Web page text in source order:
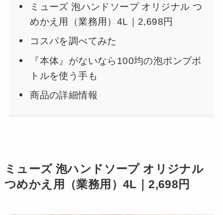
ミューズ 泡ハンドソープ オリジナル つ
めかえ用（業務用）4L｜2,698円
コスパを調べてみた
『本体』がないなら100均の泡ポンプボ
トルを使う手も
商品の詳細情報
ミューズ 泡ハンドソープ オリジナル
つめかえ用（業務用）4L｜2,698円